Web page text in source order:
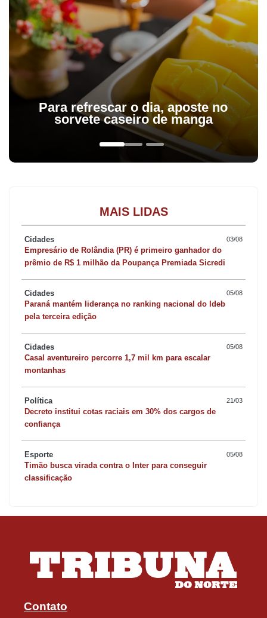
Para refrescar o dia, aposte no
sorvete caseiro de manga
MAIS LIDAS
Cidades 03/08
Empresário de Rolândia (PR) é primeiro ganhador do
prêmio de R$ 1 milhão da Poupança Premiada Sicredi
Cidades 05/08
Paraná mantém liderança no ranking nacional do Ideb
pela terceira edição
Cidades 05/08
Casal aventureiro percorre 1,7 mil km para escalar
montanhas
Política 21/03
Decreto institui cotas raciais em 30% dos cargos de
confiança
Esporte 05/08
Timão busca virada contra o Inter para conseguir
classificação
Contato